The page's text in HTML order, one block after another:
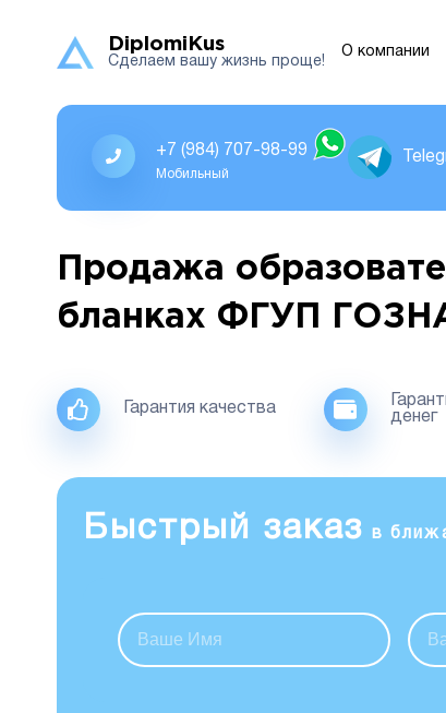
DiplomiKus
Сделаем вашу жизнь проще!
О компании
+7 (984) 707-98-99
Мобильный
Продажа
бланках ФГУП
Гарантия качества
денег
Быстрый заказ в